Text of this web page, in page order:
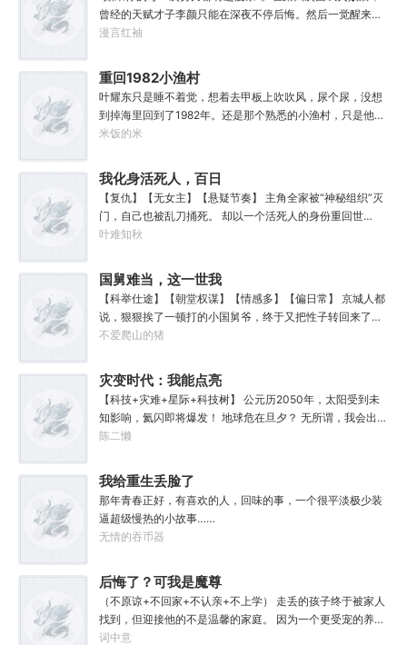
互联网幕后新晋大佬·行，低头看着自己的左手和右手，却不
知道该如何做抉择。
曾经的天赋才子李颜只能在深夜不停后悔。然后一觉醒来穿
越回了小学时代。好消息：上天给了他弥补遗憾的机会。坏
赠了一个加点系统。坏消息：没有系统说明也没有任务。李
颜记得自己穿越了，却只能接触某人某事时回忆起相关记
忆，甚至要毫无头绪地摸清加点系统规则。但无所谓，这
个“全能加点”系统主打一个练就有效，你付出的每一滴汗水
都将得到回报。人生重来一遭，弥补遗憾算甚？系统驱动着
煌。“没有什么能阻止我站在人类之巅了！”
漫言红袖
重回1982小渔村
叶耀东只是睡不着觉，想着去甲板上吹吹风，尿个尿，没想
到掉海里回到了1982年。还是那个熟悉的小渔村，只是他已
经不是年轻时候的他了。混账了半辈子，这回他想好好来过
他也没什么大理想大志向，只想挽回遗憾，跟老婆好好过日
子，一家子平安喜乐就好。
米饭的米
我化身活死人，百日
复仇杀疯了
【复仇】【无女主】【悬疑节奏】 主角全家被“神秘组织”灭
门，自己也被乱刀捅死。 却以一个活死人的身份重回世
上。 他不怕痛，不怕冷，不需要呼吸，不需要进食……只剩
时100天，身体一点点腐朽。 每解决一个仇人，墙上多一个
血数字。
叶难知秋
国舅难当，这一世我
只想躺平
【科举仕途】【朝堂权谋】【情感多】【偏日常】 京城人都
说，狠狠挨了一顿打的小国舅爷，终于又把性子转回来了，
还考了个探花郎。 可没人知道，他不仅两世为人，更经历了
没有理解，上辈子自己怎么就失了神智，蠢到谋害自己的亲
外甥...
不爱爬山的猪
灾变时代：我能点亮
科技树
【科技+灾难+星际+科技树】 公元历2050年，太阳受到未
知影响，氦闪即将爆发！ 地球危在旦夕？ 无所谓，我会出
手！ 三体星系，比邻星文明即将入侵？ 无所谓，我会出
手！ …… 从可控核聚变开始，主角吕永昌开启人类文明星际
时代！
陈二懒
我给重生丢脸了
那年青春正好，有喜欢的人，回味的事，一个很平淡极少装
逼超级慢热的小故事……
无情的吞币器
后悔了？可我是魔尊
夺舍重生啊！
（不原谅+不回家+不认亲+不上学） 走丢的孩子终于被家人
找到，但迎接他的不是温馨的家庭。 因为一个更受宠的养子
代替了他。 处处被刁难，忍受不了无尽偏见的他结束了自己
词中意